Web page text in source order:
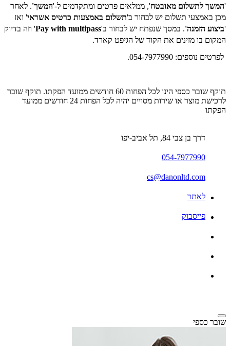
'המשך לתשלום מאובטח', ממלאים פרטים ומתקדמים ל-'המשך'. לאחר
מכן באמצעי תשלום יש לבחור ב'תשלום באמצעות כרטיס אשראי' ואז
'ביצוע הזמנה'. במסך שנפתח יש לבחור ב'Pay with multipass' וזה בדיוק
המקום בו מזינים את הקוד של הגיפט קארד.
לפרטים נוספים: 054-7977990.
תוקף שובר כספי הינו לכל הפחות 60 חודשים ממועד הפקתו. תוקף שובר
לרכישת מוצר או שירות מסויים יהיה לכל הפחות 24 חודשים ממועד
הפקתו
דרך בן צבי 84, תל אביב-יפו
054-7977990
cs@danonltd.com
לאתר
פייסבוק
שובר כספי